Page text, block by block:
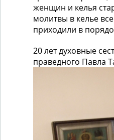
женщин и келья
молитвы в келье
приходили в
20 лет духовные
праведного Павла